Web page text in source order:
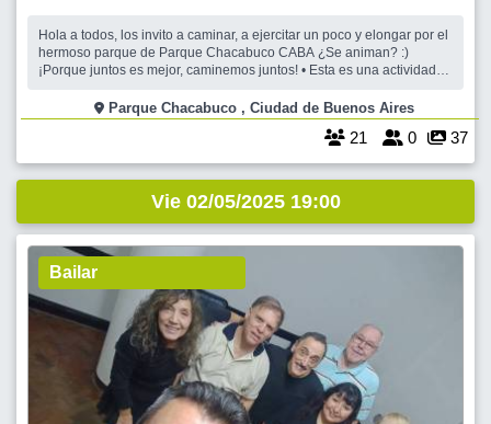
Hola a todos, los invito a caminar, a ejercitar un poco y elongar por el
hermoso parque de Parque Chacabuco CABA ¿Se animan? :)
¡Porque juntos es mejor, caminemos juntos! • Esta es una actividad
sumar al cafecito o cena. En este caso nos esperan en estación
saludable entre l
Parque Chacabuco , Ciudad de Buenos Aires
21 0 37
Vie 02/05/2025 19:00
Bailar